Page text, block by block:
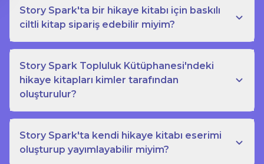
Story Spark'ta bir hikaye kitabı için baskılı
ciltli kitap sipariş edebilir miyim?
Story Spark Topluluk Kütüphanesi'ndeki
hikaye kitapları kimler tarafından
oluşturulur?
Story Spark'ta kendi hikaye kitabı eserimi
oluşturup yayımlayabilir miyim?